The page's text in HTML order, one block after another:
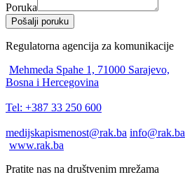
Poruka
Pošalji poruku
Regulatorna agencija za komunikacije
Mehmeda Spahe 1, 71000 Sarajevo,
Bosna i Hercegovina
Tel: +387 33 250 600
medijskapismenost@rak.ba info@rak.ba
www.rak.ba
Pratite nas na društvenim mrežama